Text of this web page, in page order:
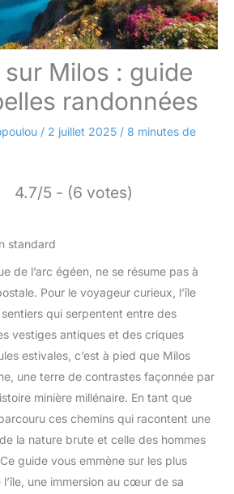
sur Milos : guide
randonnées
/ 2 juillet 2025 / 8 minutes de
4.7/5 - (6 votes)
de l’arc égéen, ne se résume pas à
Pour le voyageur curieux, l’île
qui serpentent entre des
vestiges antiques et des criques
estivales, c’est à pied que Milos
une terre de contrastes façonnée par
minière millénaire. En tant que
ces chemins qui racontent une
la nature brute et celle des hommes
guide vous emmène sur les plus
une immersion au cœur de sa